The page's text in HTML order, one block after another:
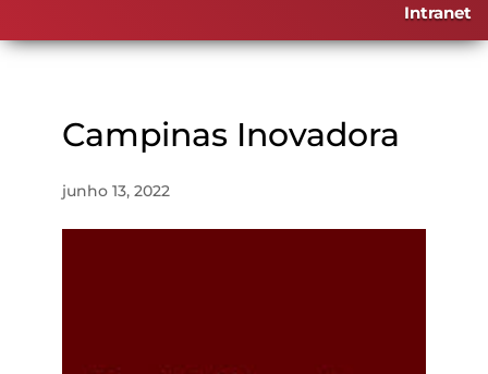
Intranet
Campinas Inovadora
junho 13, 2022